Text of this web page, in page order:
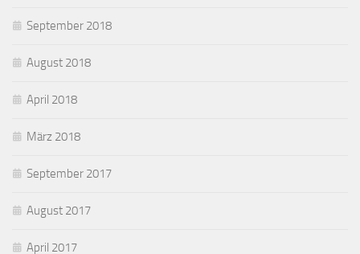
September 2018
August 2018
April 2018
März 2018
September 2017
August 2017
April 2017